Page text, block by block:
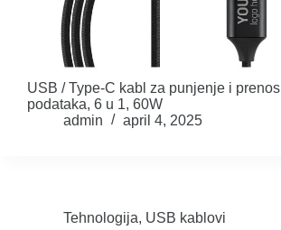
USB / Type-C kabl za punjenje i prenos
podataka, 6 u 1, 60W
admin
april 4, 2025
Tehnologija, USB kablovi